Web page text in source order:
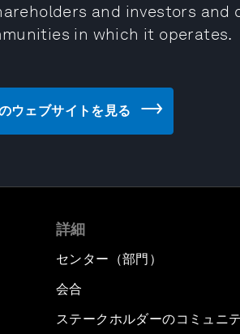
and investors and
in which it operates.
ウェブサイトを見る
詳細
センター（部門）
会合
ステークホルダーのコミュニ